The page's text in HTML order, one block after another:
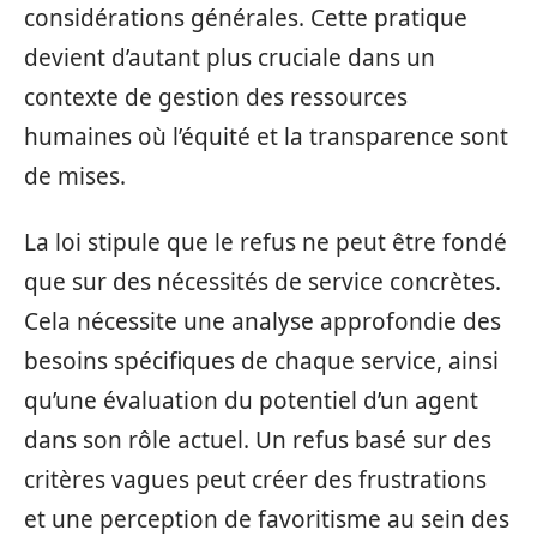
considérations générales. Cette pratique
devient d’autant plus cruciale dans un
contexte de gestion des ressources
humaines où l’équité et la transparence sont
de mises.
La loi stipule que le refus ne peut être fondé
que sur des nécessités de service concrètes.
Cela nécessite une analyse approfondie des
besoins spécifiques de chaque service, ainsi
qu’une évaluation du potentiel d’un agent
dans son rôle actuel. Un refus basé sur des
critères vagues peut créer des frustrations
et une perception de favoritisme au sein des